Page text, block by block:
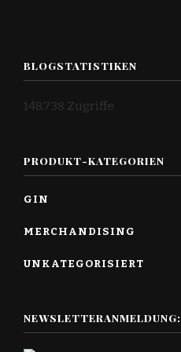
BLOGSTATISTIKEN
148.738 Zugriffe
PRODUKT-KATEGORIEN
GIN
MERCHANDISING
UNKATEGORISIERT
NEWSLETTERANMELDUNG: